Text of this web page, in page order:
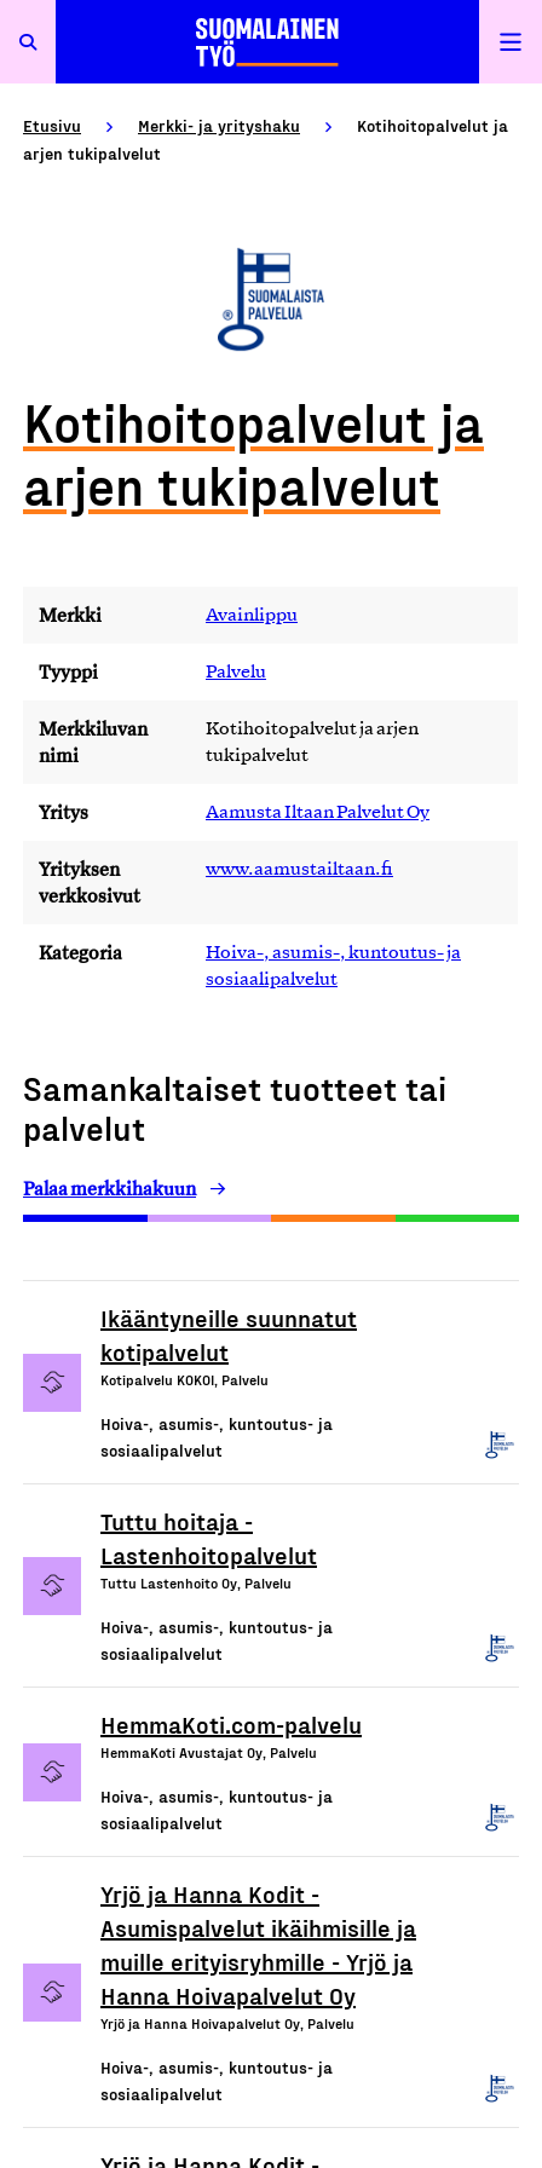
Etusivu Merkki- ja yrityshaku
Kotihoitopalvelut ja
arjen tukipalvelut
Kotihoitopalvelut ja
arjen tukipalvelut
Merkki Avainlippu
Tyyppi Palvelu
Merkkiluvan
nimi
Kotihoitopalvelut ja arjen
tukipalvelut
Yritys Aamusta Iltaan Palvelut Oy
Yrityksen
verkkosivut
www.aamustailtaan.fi
Kategoria
Hoiva-, asumis-, kuntoutus- ja
sosiaalipalvelut
Samankaltaiset tuotteet tai
palvelut
Palaa merkkihakuun
Ikääntyneille suunnatut
kotipalvelut
Kotipalvelu KOKOI, Palvelu
Hoiva-, asumis-, kuntoutus- ja
sosiaalipalvelut
Tuttu hoitaja -
Lastenhoitopalvelut
Tuttu Lastenhoito Oy, Palvelu
Hoiva-, asumis-, kuntoutus- ja
sosiaalipalvelut
HemmaKoti.com-palvelu
HemmaKoti Avustajat Oy, Palvelu
Hoiva-, asumis-, kuntoutus- ja
sosiaalipalvelut
Yrjö ja Hanna Kodit -
Asumispalvelut ikäihmisille ja
muille erityisryhmille - Yrjö ja
Hanna Hoivapalvelut Oy
Yrjö ja Hanna Hoivapalvelut Oy, Palvelu
Hoiva-, asumis-, kuntoutus- ja
sosiaalipalvelut